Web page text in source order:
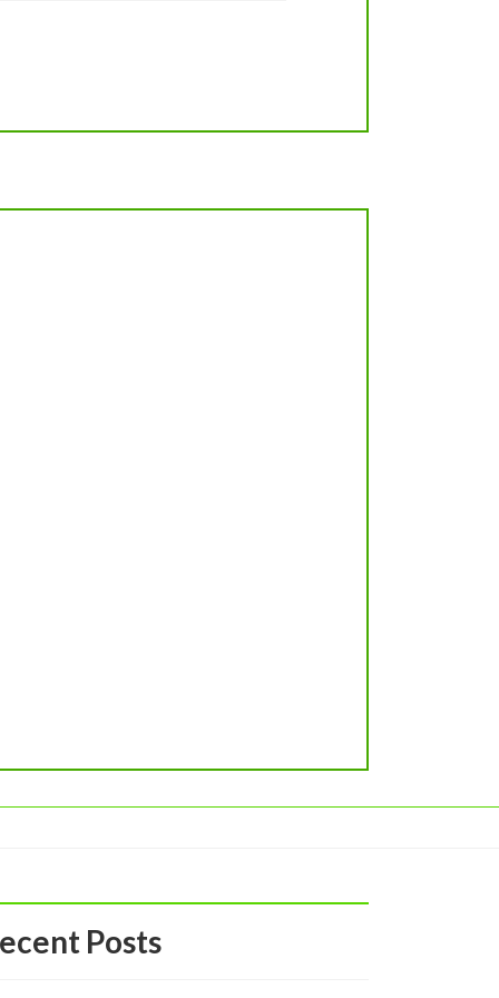
Posts